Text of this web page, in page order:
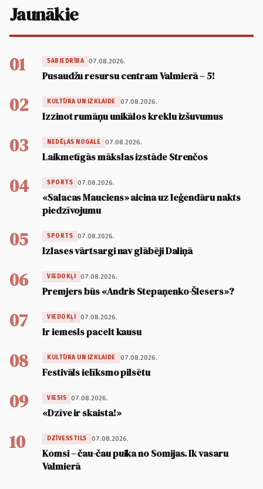
Jaunākie
01 SABIEDRĪBA 07.08.2026.
Pusaudžu resursu centram Valmierā – 5!
02 KULTŪRA UN IZKLAIDE 07.08.2026.
Izzinot rumāņu unikālos kreklu izšuvumus
03 NEDĒĻAS NOGALE 07.08.2026.
Laikmetīgās mākslas izstāde Strenčos
04 SPORTS 07.08.2026.
«Salacas Mauciens» aicina uz leģendāru nakts
piedzīvojumu
05 SPORTS 07.08.2026.
Izlases vārtsargi nav glābēji Daliņā
06 VIEDOKĻI 07.08.2026.
Premjers būs «Andris Stepaņenko-Šlesers»?
07 VIEDOKĻI 07.08.2026.
Ir iemesls pacelt kausu
08 KULTŪRA UN IZKLAIDE 07.08.2026.
Festivāls ielīksmo pilsētu
09 VIESIS 07.08.2026.
«Dzīve ir skaista!»
10 DZĪVESSTILS 07.08.2026.
Komsi – čau-čau puika no Somijas. Ik vasaru
Valmierā